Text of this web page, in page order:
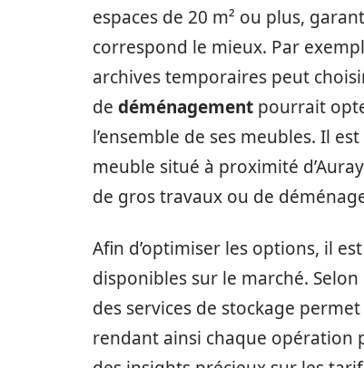
espaces de 20 m² ou plus,
correspond le mieux. Par
archives temporaires peut
de déménagement pourrait
l’ensemble de ses meubles. Il
meuble situé à proximité
de gros travaux ou de
Afin d’optimiser les options, il
disponibles sur le marché.
des services de stockage
rendant ainsi chaque opération